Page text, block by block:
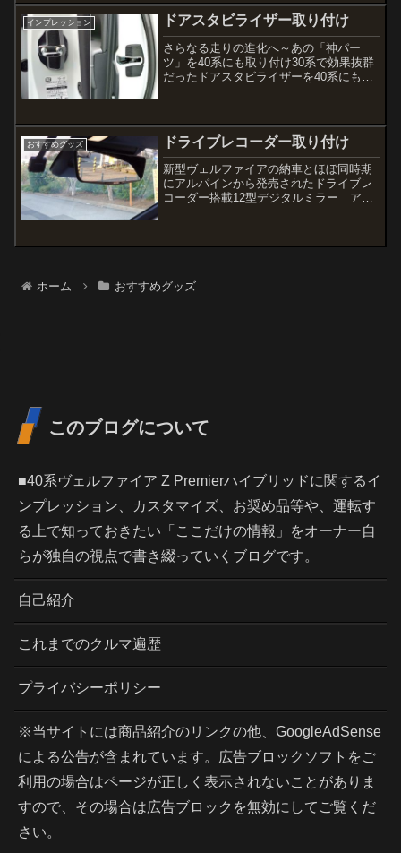
インプレッション ドアスタビライザー取り付け
さらなる走りの進化へ～あの「神パー
ツ」を40系にも取り付け30系で効果抜群
だったドアスタビライザーを40系にも取
が30系に取り付...
おすすめグッズ ドライブレコーダー取り付け
新型ヴェルファイアの納車とほぼ同時期
にアルパインから発売されたドライブレ
コーダー搭載12型デジタルミラー アル
ホーム おすすめグッズ
このブログについて
■40系ヴェルファイア Z Premierハイブリッドに関するイ
ンプレッション、カスタマイズ、お奨め品等や、運転す
る上で知っておきたい「ここだけの情報」をオーナー自
らが独自の視点で書き綴っていくブログです。
自己紹介
これまでのクルマ遍歴
プライバシーポリシー
※当サイトには商品紹介のリンクの他、GoogleAdSense
による公告が含まれています。広告ブロックソフトをご
利用の場合はページが正しく表示されないことがありま
すので、その場合は広告ブロックを無効にしてご覧くだ
さい。